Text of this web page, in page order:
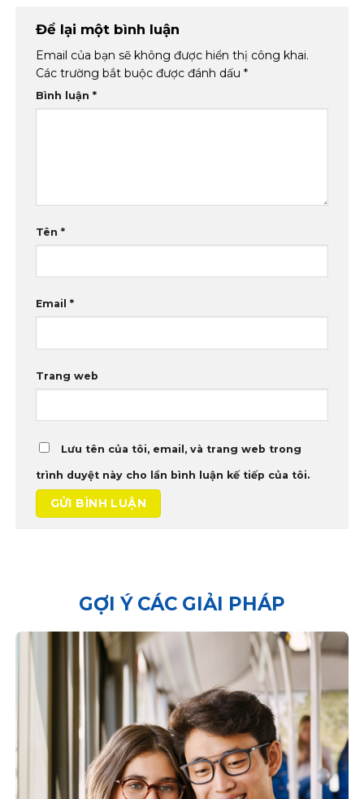
Để lại một bình luận
Email của bạn sẽ không được hiển thị công khai.
Các trường bắt buộc được đánh dấu *
Bình luận *
Tên *
Email *
Trang web
Lưu tên của tôi, email, và trang web trong
trình duyệt này cho lần bình luận kế tiếp của tôi.
GỢI Ý CÁC GIẢI PHÁP